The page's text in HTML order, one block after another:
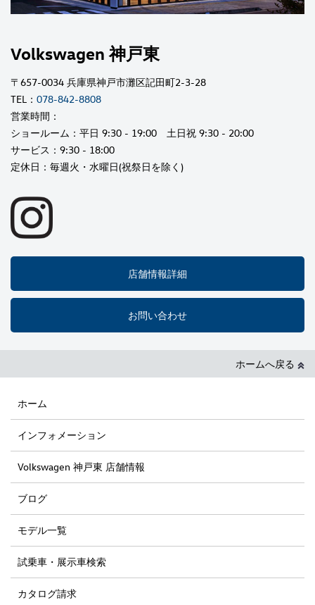
Volkswagen 神戸東
〒657-0034 兵庫県神戸市灘区記田町2-3-28
TEL： 078-842-8808
営業時間：
ショールーム：平日 9:30 - 19:00 土日祝 9:30 - 20:00
サービス：9:30 - 18:00
定休日：毎週火・水曜日(祝祭日を除く)
店舗情報詳細
お問い合わせ
ホームへ戻る
ホーム
インフォメーション
Volkswagen 神戸東 店舗情報
ブログ
モデル一覧
試乗車・展示車検索
カタログ請求